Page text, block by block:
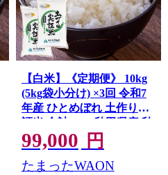
【白米】《定期便》 10kg
(5kg袋小分け) ×3回 令和7
年産 ひとめぼれ 土作り実
証米 合計30kg 秋田県産 秋
田県由利本荘市
99,000 円
たまったWAON